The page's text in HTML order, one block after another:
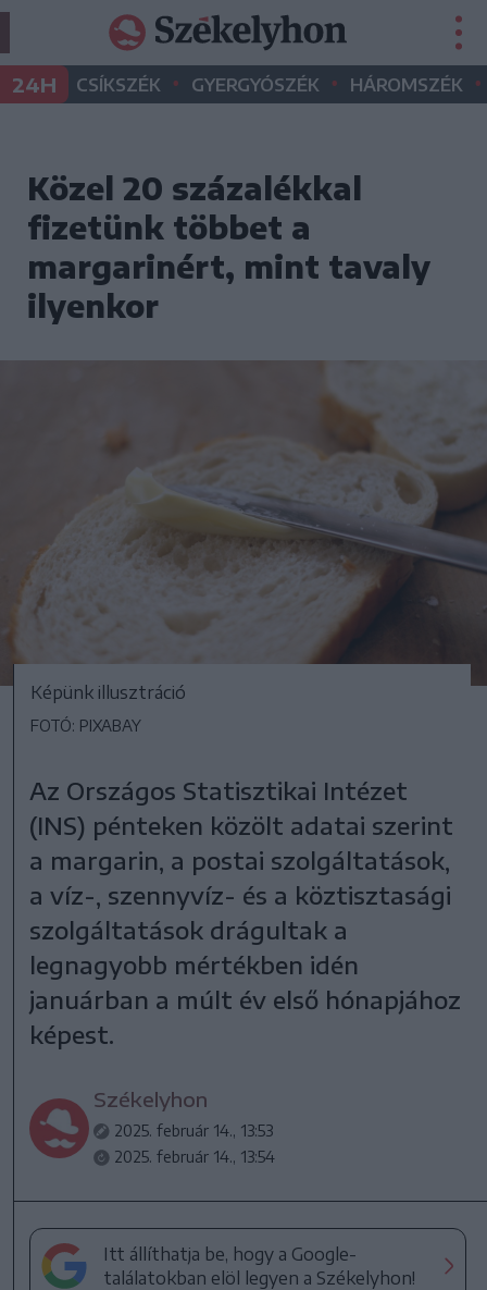
24H CSÍKSZÉK • GYERGYÓSZÉK • HÁROMSZÉK •
Közel 20 százalékkal
fizetünk többet a
margarinért, mint tavaly
ilyenkor
Képünk illusztráció
FOTÓ: PIXABAY
Az Országos Statisztikai Intézet
(INS) pénteken közölt adatai szerint
a margarin, a postai szolgáltatások,
a víz-, szennyvíz- és a köztisztasági
szolgáltatások drágultak a
legnagyobb mértékben idén
januárban a múlt év első hónapjához
képest.
Székelyhon
2025. február 14., 13:53
2025. február 14., 13:54
Itt állíthatja be, hogy a Google-
találatokban elöl legyen a Székelyhon!